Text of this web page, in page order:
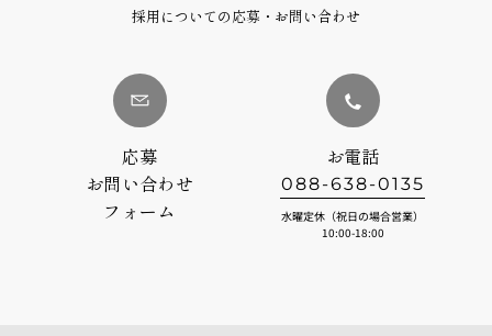
採用についての応募・お問い合わせ
応募
お問い合わせ
フォーム
お電話
088-638-0135
水曜定休（祝日の場合営業）
10:00-18:00